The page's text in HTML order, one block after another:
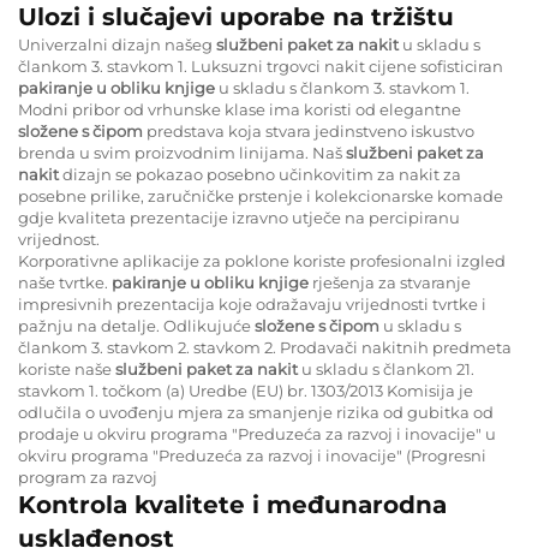
Ulozi i slučajevi uporabe na tržištu
Univerzalni dizajn našeg službeni paket za nakit u skladu s
člankom 3. stavkom 1. Luksuzni trgovci nakit cijene sofisticiran
pakiranje u obliku knjige u skladu s člankom 3. stavkom 1.
Modni pribor od vrhunske klase ima koristi od elegantne
složene s čipom predstava koja stvara jedinstveno iskustvo
brenda u svim proizvodnim linijama. Našslužbeni paket za
nakitdizajn se pokazao posebno učinkovitim za nakit za
posebne prilike, zaručničke prstenje i kolekcionarske komade
gdje kvaliteta prezentacije izravno utječe na percipiranu
vrijednost.
Korporativne aplikacije za poklone koriste profesionalni izgled
naše tvrtke. pakiranje u obliku knjige rješenja za stvaranje
impresivnih prezentacija koje odražavaju vrijednosti tvrtke i
pažnju na detalje. Odlikujućesložene s čipom u skladu s
člankom 3. stavkom 2. stavkom 2. Prodavači nakitnih predmeta
koriste našeslužbeni paket za nakit u skladu s člankom 21.
stavkom 1. točkom (a) Uredbe (EU) br. 1303/2013 Komisija je
odlučila o uvođenju mjera za smanjenje rizika od gubitka od
prodaje u okviru programa "Preduzeća za razvoj i inovacije" u
okviru programa "Preduzeća za razvoj i inovacije" (Progresni
program za razvoj
Kontrola kvalitete i međunarodna
usklađenost